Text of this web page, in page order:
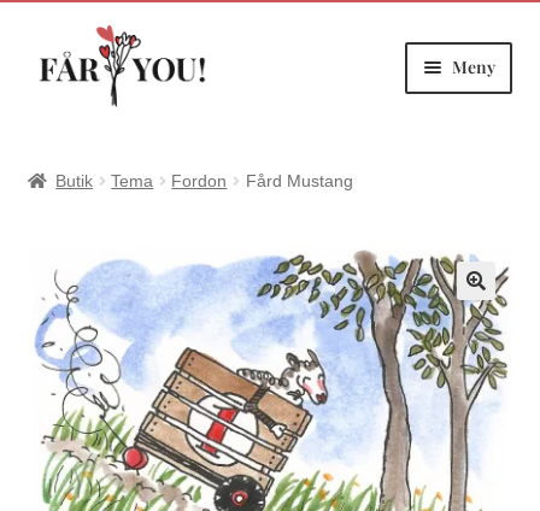
Hoppa
Hoppa
Meny
Butik Tema Fordon Fård Mustang